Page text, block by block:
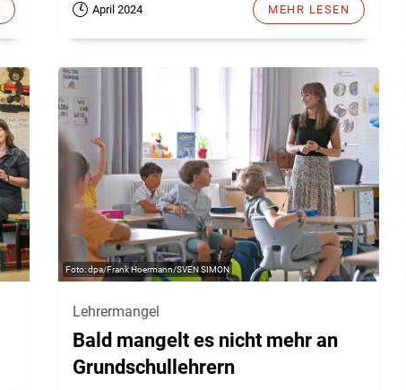
April 2024 MEHR LESEN
dpa/Frank Hoermann/SVEN SIMON
Lehrermangel
Bald mangelt es nicht mehr an
Grundschullehrern